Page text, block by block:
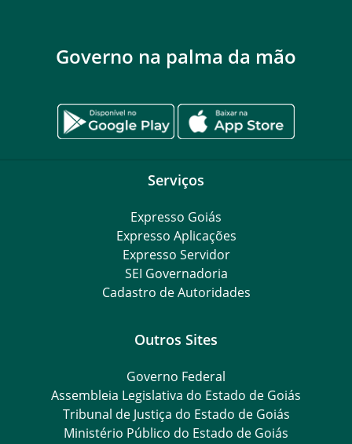
Governo na palma da mão
Serviços
Expresso Goiás
Expresso Aplicações
Expresso Servidor
SEI Governadoria
Cadastro de Autoridades
Outros Sites
Governo Federal
Assembleia Legislativa do Estado de Goiás
Tribunal de Justiça do Estado de Goiás
Ministério Público do Estado de Goiás